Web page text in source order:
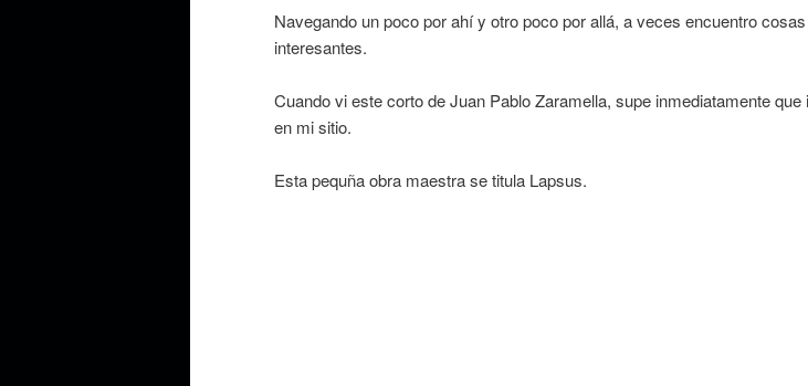
Navegando un poco por ahí y otro poco por allá, a veces encuentro
interesantes.
Cuando vi este corto de Juan Pablo Zaramella, supe inmediatamente que
en mi sitio.
Esta pequña obra maestra se titula Lapsus.